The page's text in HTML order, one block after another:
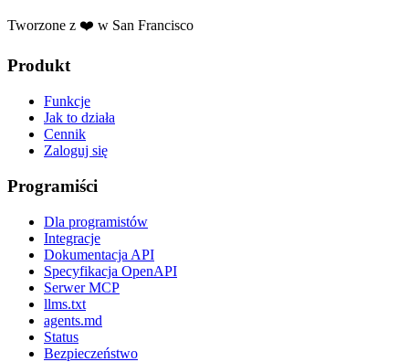
Tworzone z ❤️ w San Francisco
Produkt
Funkcje
Jak to działa
Cennik
Zaloguj się
Programiści
Dla programistów
Integracje
Dokumentacja API
Specyfikacja OpenAPI
Serwer MCP
llms.txt
agents.md
Status
Bezpieczeństwo